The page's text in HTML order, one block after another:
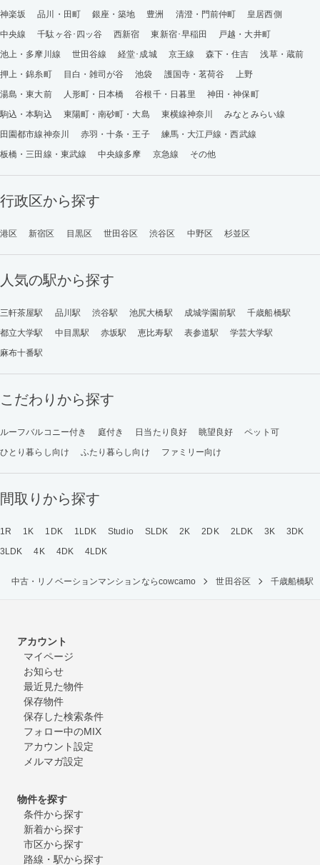
神楽坂
品川・田町 銀座・築地 豊洲 清澄・門前仲町
皇居西側
中央線
千駄ヶ谷･四ッ谷 西新宿 東新宿･早稲田
戸越・大井町
池上・多摩川線
世田谷線 経堂･成城 京王線 森下・住吉
浅草・蔵前
押上・錦糸町
目白・雑司が谷 池袋 護国寺・茗荷谷
上野
湯島・東大前
人形町・日本橋 谷根千・日暮里
神田・神保町
駒込・本駒込
東陽町・南砂町・大島 東横線神奈川
みなとみらい線
田園都市線神奈川
赤羽・十条・王子
練馬・大江戸線・西武線
板橋・三田線・東武線
中央線多摩 京急線 その他
行政区から探す
港区 新宿区 目黒区 世田谷区 渋谷区 中野区 杉並区
人気の駅から探す
三軒茶屋駅 品川駅 渋谷駅 池尻大橋駅 成城学園前駅
千歳船橋駅
都立大学駅
中目黒駅 赤坂駅 恵比寿駅 表参道駅
学芸大学駅
麻布十番駅
こだわりから探す
ルーフバルコニー付き 庭付き 日当たり良好 眺望良好
ペット可
ひとり暮らし向け
ふたり暮らし向け ファミリー向け
間取りから探す
1R 1K 1DK 1LDK Studio SLDK 2K 2DK 2LDK 3K
3DK
3LDK
4K 4DK 4LDK
中古・リノベーションマンションならcowcamo 世田谷区 千歳船橋駅
アカウント
マイページ
お知らせ
最近見た物件
保存物件
保存した検索条件
フォロー中のMIX
アカウント設定
メルマガ設定
物件を探す
条件から探す
新着から探す
市区から探す
路線・駅から探す